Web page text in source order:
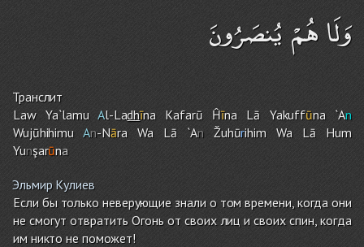
وَلَا هُمْ يُنصَرُونَ
Транслит
Law Ya`lamuAl-Ladhīna Kafarū Ĥīna Lā Yakuffūna `An
Wujūhihimu An-Nāra Wa Lā `AnŽuhūrihimWa Lā Hum
Yunşarūna
Эльмир Кулиев
Если бы только неверующие знали о том времени, когда они
не смогут отвратить Огонь от своих лиц и своих спин, когда
им никто не поможет!